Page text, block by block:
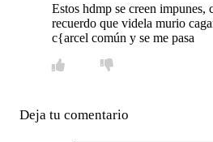
Estos hdmp se creen impunes,
recuerdo que videla murio
c{arcel común y se me pasa
Deja tu comentario